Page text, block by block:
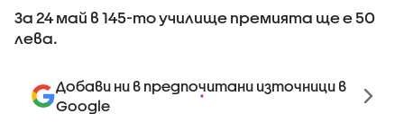
За 24 май в 145-то училище премията ще е 50
лева.
Добави ни в предпочитани източници в
Google